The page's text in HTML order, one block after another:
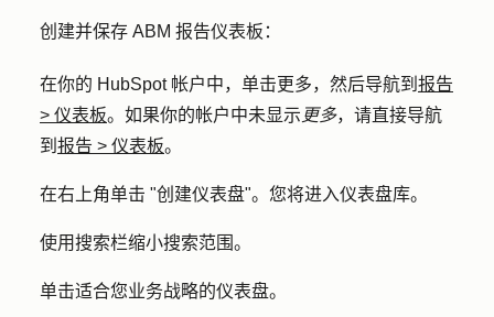
创建并保存 ABM 报告仪表板：
在你的 HubSpot 帐户中，单击更多，然后导航到 报告
> 仪表板。如果你的帐户中未显示 更多，请直接导航
到 报告 > 仪表板。
在右上角单击 "创建仪表盘"。您将进入仪表盘库。
使用搜索栏缩小搜索范围。
单击适合您业务战略的仪表盘。